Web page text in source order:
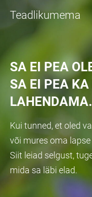
Teadlikumema
SA EI PEA
SA EI PEA
LAHENDAMA.
Kui tunned, et oled
või mures oma
Siit leiad selgust,
mida sa läbi elad.